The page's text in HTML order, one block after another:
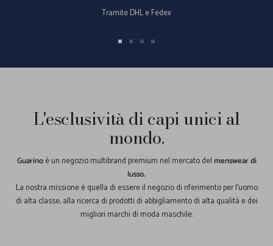
Tramite DHL e Fedex
Vai Vai Vai Vai
L'esclusività di capi unici al
mondo.
Guarinoè un negozio multibrand premium nel mercato delmenswear di
lusso.
La nostra missione è quella di essere il negozio di riferimento per l'uomo
di alta classe, alla ricerca di prodotti di abbigliamento di alta qualità e dei
migliori marchi di moda maschile.